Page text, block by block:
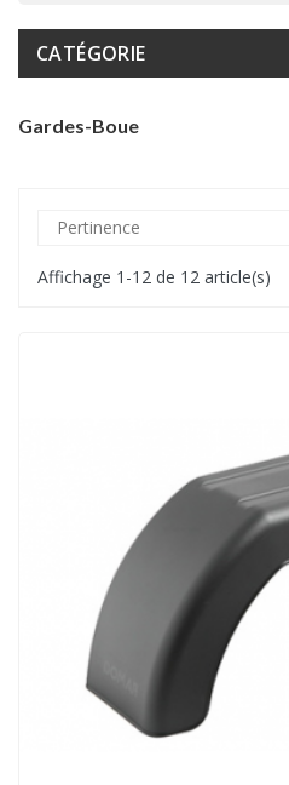
CATÉGORIE
Gardes-Boue
Pertinence
Affichage 1-12 de 12 article(s)